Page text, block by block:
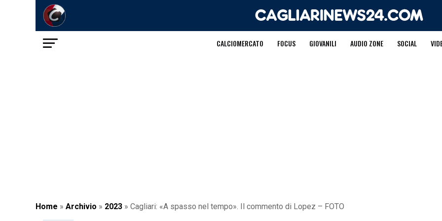
CALCIOMERCATO FOCUS GIOVANILI AUDIO ZONE SOCIAL
Home » Archivio » 2023 » Cagliari: «A spasso nel tempo». Il commento di Lopez – FOTO